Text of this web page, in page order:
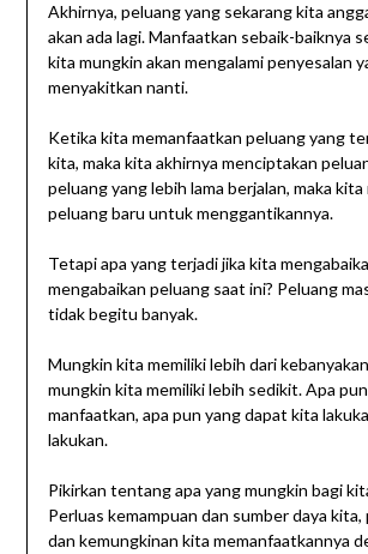
Akhirnya, peluang yang sekarang kita
akan ada lagi. Manfaatkan sebaik-baiknya
kita mungkin akan mengalami penyesalan
menyakitkan nanti.
Ketika kita memanfaatkan peluang yang
kita, maka kita akhirnya menciptakan
peluang yang lebih lama berjalan, maka
peluang baru untuk menggantikannya.
Tetapi apa yang terjadi jika kita
mengabaikan peluang saat ini? Peluang
tidak begitu banyak.
Mungkin kita memiliki lebih dari
mungkin kita memiliki lebih sedikit. Apa
manfaatkan, apa pun yang dapat kita
lakukan.
Pikirkan tentang apa yang mungkin bagi
Perluas kemampuan dan sumber daya kita,
dan kemungkinan kita memanfaatkannya